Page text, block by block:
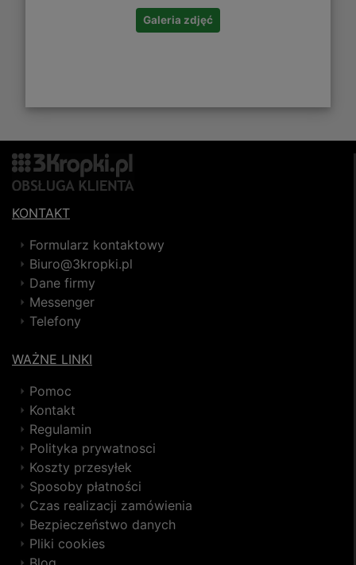
Galeria zdjęć
KONTAKT
Formularz kontaktowy
Biuro@3kropki.pl
Dane firmy
Messenger
Telefony
WAŻNE LINKI
Pomoc
Kontakt
Regulamin
Polityka prywatnosci
Koszty przesyłek
Sposoby płatności
Czas realizacji zamówienia
Bezpieczeństwo danych
Pliki cookies